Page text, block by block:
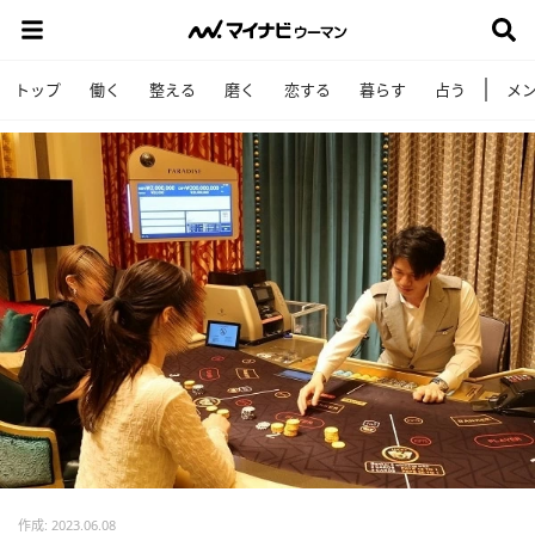
トップ 働く 整える 磨く 恋する 暮らす 占う メ
作成: 2023.06.08